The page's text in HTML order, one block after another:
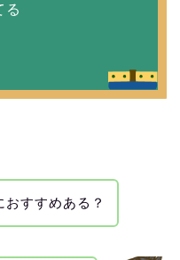
る
すすめある？